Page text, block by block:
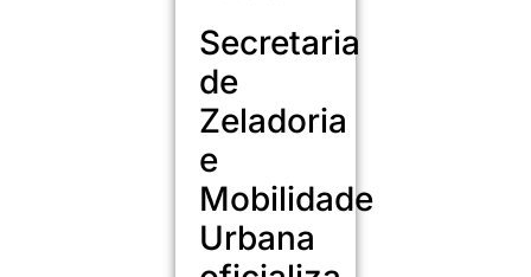
Secretaria
de
Zeladoria
e
Mobilidade
Urbana